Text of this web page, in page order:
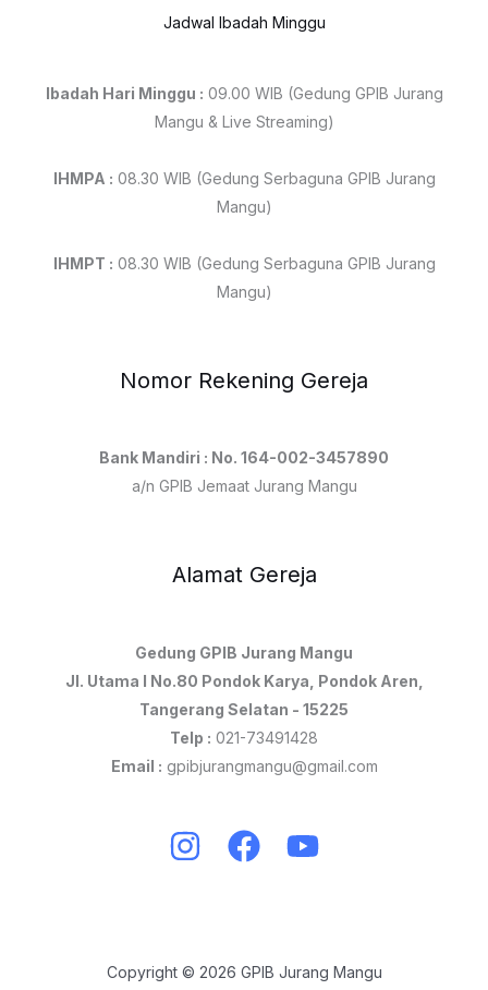
Jadwal Ibadah Minggu
Ibadah Hari Minggu : 09.00 WIB (Gedung GPIB Jurang
Mangu & Live Streaming)
IHMPA : 08.30 WIB (Gedung Serbaguna GPIB Jurang
Mangu)
IHMPT : 08.30 WIB (Gedung Serbaguna GPIB Jurang
Mangu)
Nomor Rekening Gereja
Bank Mandiri : No. 164-002-3457890
a/n GPIB Jemaat Jurang Mangu
Alamat Gereja
Gedung GPIB Jurang Mangu
Jl. Utama I No.80 Pondok Karya, Pondok Aren,
Tangerang Selatan - 15225
Telp : 021-73491428
Email : gpibjurangmangu@gmail.com
Copyright © 2026 GPIB Jurang Mangu